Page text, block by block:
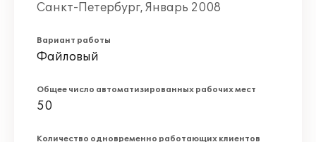
Санкт-Петербург, Январь 2008
Вариант работы
Файловый
Общее число автоматизированных рабочих мест
50
Количество одновременно работающих клиентов